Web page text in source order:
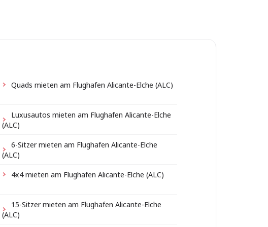
Quads mieten am Flughafen Alicante-Elche (ALC)
Luxusautos mieten am Flughafen Alicante-Elche
(ALC)
6-Sitzer mieten am Flughafen Alicante-Elche
(ALC)
4x4 mieten am Flughafen Alicante-Elche (ALC)
15-Sitzer mieten am Flughafen Alicante-Elche
(ALC)